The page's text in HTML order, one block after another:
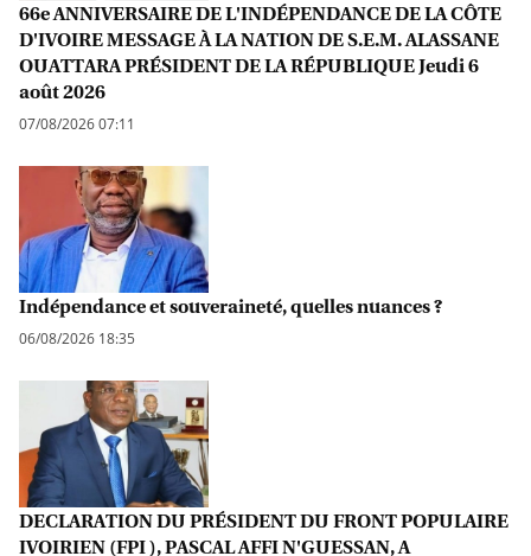
66e ANNIVERSAIRE DE L'INDÉPENDANCE DE LA CÔTE
D'IVOIRE MESSAGE À LA NATION DE S.E.M. ALASSANE
OUATTARA PRÉSIDENT DE LA RÉPUBLIQUE Jeudi 6
août 2026
07/08/2026 07:11
Indépendance et souveraineté, quelles nuances ?
06/08/2026 18:35
DECLARATION DU PRÉSIDENT DU FRONT POPULAIRE
IVOIRIEN (FPI ), PASCAL AFFI N'GUESSAN, A